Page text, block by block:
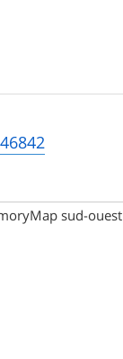
sud-ouest